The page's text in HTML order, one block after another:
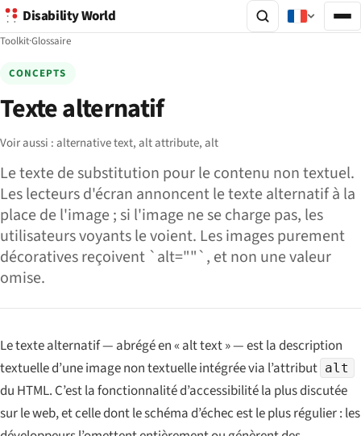
Disability World
Toolkit·Glossaire
CONCEPTS
Texte alternatif
Voir aussi :alternative text,alt attribute,alt
Le texte de substitution pour le contenu non textuel.
Les lecteurs d'écran annoncent le texte alternatif à la
place de l'image ; si l'image ne se charge pas, les
utilisateurs voyants le voient. Les images purement
décoratives reçoivent `alt=""`, et non une valeur
omise.
Le texte alternatif — abrégé en « alt text » — est la description
textuelle d’une image non textuelle intégrée via l’attribut alt
du HTML. C’est la fonctionnalité d’accessibilité la plus discutée
sur le web, et celle dont le schéma d’échec est le plus régulier : les